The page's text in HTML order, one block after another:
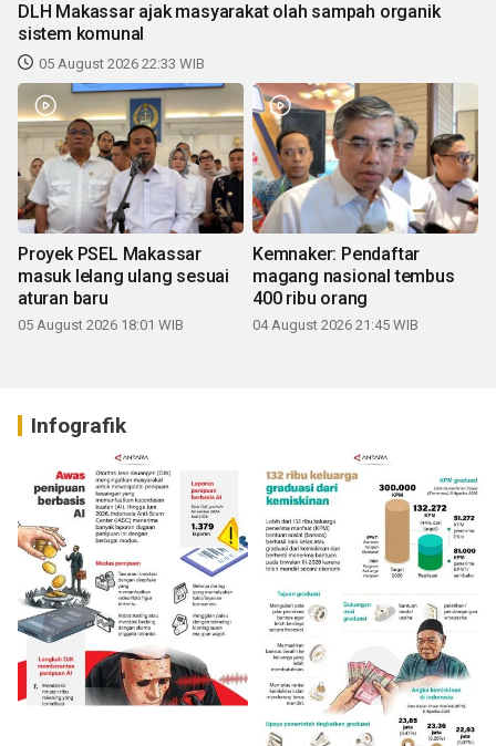
DLH Makassar ajak masyarakat olah sampah organik
sistem komunal
05 August 2026 22:33 WIB
Proyek PSEL Makassar
masuk lelang ulang sesuai
aturan baru
05 August 2026 18:01 WIB
Kemnaker: Pendaftar
magang nasional tembus
400 ribu orang
04 August 2026 21:45 WIB
Infografik